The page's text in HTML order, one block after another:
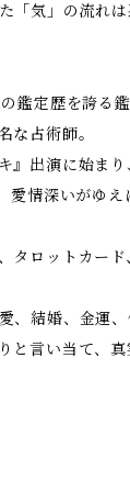
「気」の流れ
鑑定歴を誇る鑑
な占術師。
』出演に始ま
愛情深いがゆ
タロットカー
、結婚、金運、
と言い当て、